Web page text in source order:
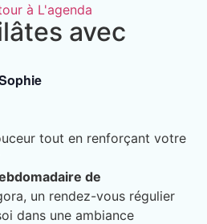
à L'agenda
avec
tout en renforçant votre
de
un rendez-vous régulier
dans une ambiance